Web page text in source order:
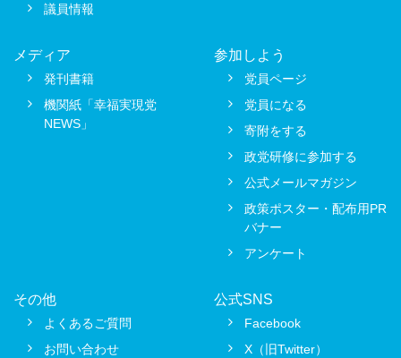
議員情報
メディア
発刊書籍
機関紙「幸福実現党
NEWS」
参加しよう
党員ページ
党員になる
寄附をする
政党研修に参加する
公式メールマガジン
政策ポスター・配布用PR
バナー
アンケート
その他
よくあるご質問
お問い合わせ
公式SNS
Facebook
X（旧Twitter）